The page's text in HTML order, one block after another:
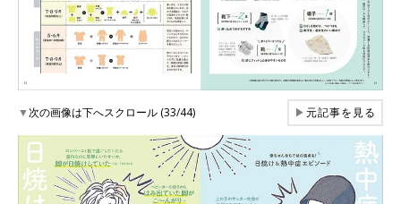
▼次の画像は下へスクロール (33/44) ▶元記事を見る